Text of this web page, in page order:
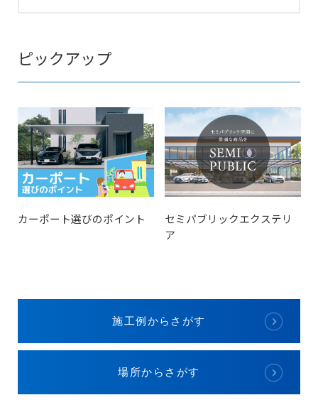
ピックアップ
カーポート選びのポイント
セミパブリックエクステリ
ア
施工例からさがす
場所からさがす